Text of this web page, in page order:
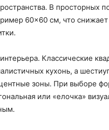
В просторных
60×60 см, что
Классические
кухонь, а
зоны. При выборе
или «елочка»